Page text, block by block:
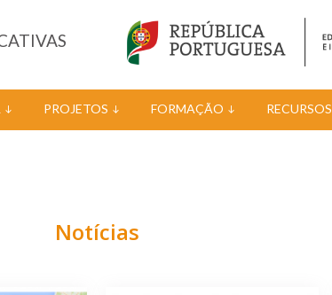
PROJETOS FORMAÇÃO RECURSOS
Notícias